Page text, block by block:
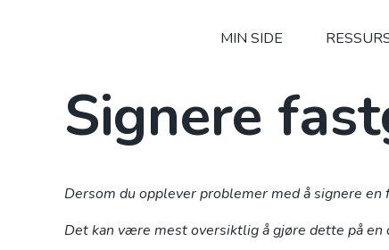
MIN SIDE
Signere
Dersom du opplever problemer med å signere
Det kan være mest oversiktlig å gjøre dette på